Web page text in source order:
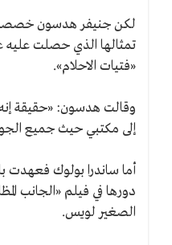
لكن جنيفر هدسون
تمثالها الذي حصلت عليه
«فتيات الاحلام».
وقالت هدسون: «حقيقة
إلى مكتبي حيث جميع
أما ساندرا بولوك
دورها في فيلم «الجانب
الصغير لويس.